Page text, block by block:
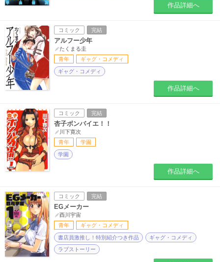
作品詳細へ
コミック 完結
アルフー少年
たくまる圭
青年
ギャグ・コメディ
ギャグ・コメディ
作品詳細へ
コミック 完結
杏子ボンバイエ！！
川下寛次
青年
学園
学園
作品詳細へ
コミック 完結
EGメーカー
酉川宇宙
青年
ギャグ・コメディ
書店員激推し！特別紹介つき作品
ギャグ・コメディ
ラブストーリー